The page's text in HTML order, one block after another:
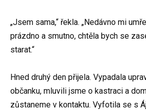
„Jsem sama,“ řekla. „Nedávno mi
prázdno a smutno, chtěla bych se
starat.“
Hned druhý den přijela. Vypadala
občanku, mluvili jsme o kastraci a
zůstaneme v kontaktu. Vyfotila se s